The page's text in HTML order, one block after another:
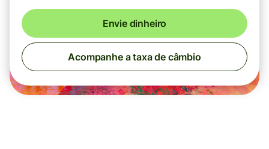
Envie dinheiro
Acompanhe a taxa de câmbio